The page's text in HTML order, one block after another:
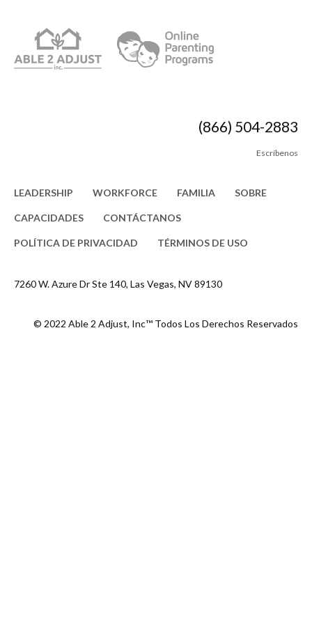
(866) 504-2883
Escríbenos
LEADERSHIP WORKFORCE FAMILIA SOBRE
CAPACIDADES CONTÁCTANOS
POLÍTICA DE PRIVACIDAD TÉRMINOS DE USO
7260 W. Azure Dr Ste 140, Las Vegas, NV 89130
© 2022 Able 2 Adjust, Inc™ Todos Los Derechos Reservados